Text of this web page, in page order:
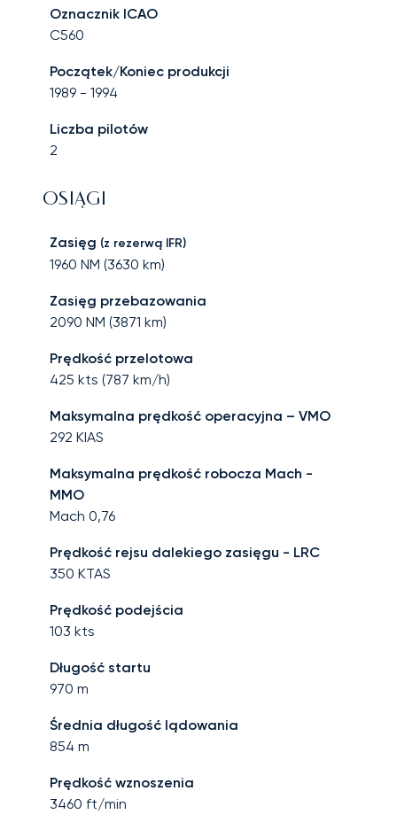
Oznacznik ICAO
C560
Początek/Koniec produkcji
1989 - 1994
Liczba pilotów
2
OSIĄGI
Zasięg (z rezerwą IFR)
1960 NM (3630 km)
Zasięg przebazowania
2090 NM (3871 km)
Prędkość przelotowa
425 kts (787 km/h)
Maksymalna prędkość operacyjna – VMO
292 KIAS
Maksymalna prędkość robocza Mach -
MMO
Mach 0,76
Prędkość rejsu dalekiego zasięgu - LRC
350 KTAS
Prędkość podejścia
103 kts
Długość startu
970 m
Średnia długość lądowania
854 m
Prędkość wznoszenia
3460 ft/min